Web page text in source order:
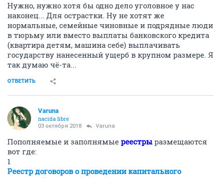
Нужно, нужно хотя бы одно дело уголовное у нас
наконец... Для острастки. Ну не хотят же
нормальные, семейные чиновные и подрядные люди
в тюрьму или вместо выплаты банковского кредита
(квартира детям, машина себе) выплачивать
государству нанесенный ущерб в крупном размере. Я
так думаю чё-та...
ОТВЕТИТЬ
Varuna
nacida libre
03 октября 2018 Varuna
Пополняемые и заполнямые реестры размещаются
вот где:
1
Реестр договоров о проведении капитального